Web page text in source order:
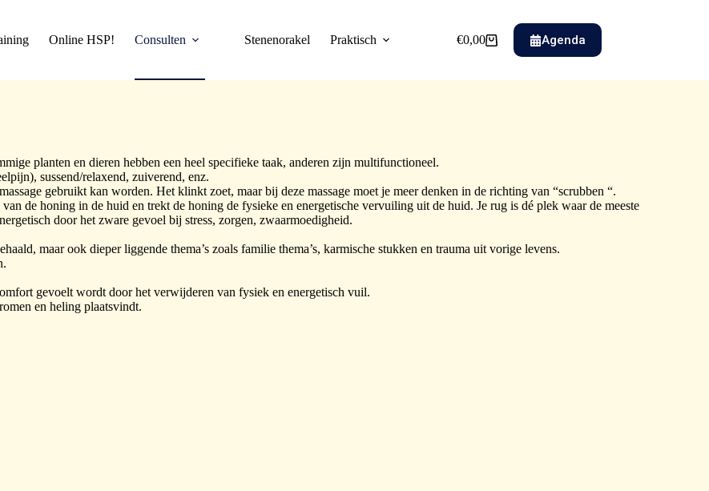
Online HSP! Consulten Stenenorakel Praktisch €0,00 Agenda
planten en dieren hebben een heel specifieke taak, anderen zijn multifunctioneel.
sussend/relaxend, zuiverend, enz.
gebruikt kan worden. Het klinkt zoet, maar bij deze massage moet je meer denken in de richting van “scrubben “.
de honing in de huid en trekt de honing de fysieke en energetische vervuiling uit de huid. Je rug is dé plek waar de meeste
door het zware gevoel bij stress, zorgen, zwaarmoedigheid.
maar ook dieper liggende thema’s zoals familie thema’s, karmische stukken en trauma uit vorige levens.
gevoelt wordt door het verwijderen van fysiek en energetisch vuil.
en heling plaatsvindt.